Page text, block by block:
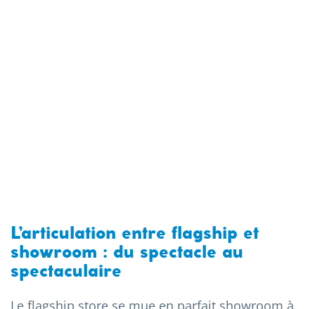
L’articulation entre flagship et
showroom : du spectacle au
spectaculaire
Le flagship store se mue en parfait showroom à